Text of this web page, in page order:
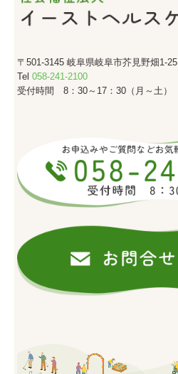
〒501-3145岐阜県岐阜市芥見野畑1-25
Tel058-241-2100
受付時間8：30～17：30（月～土）